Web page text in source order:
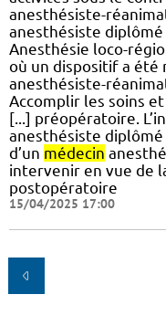
anesthésiste-
anesthésiste diplômé
Anesthésie loco-
où un dispositif a été
anesthésiste-
Accomplir les soins
[...] préopératoire.
anesthésiste
d’un médecin
intervenir en vue de
postopératoire
15/04/2025 17:00